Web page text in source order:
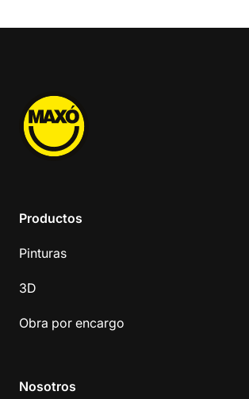
Productos
Pinturas
3D
Obra por encargo
Nosotros